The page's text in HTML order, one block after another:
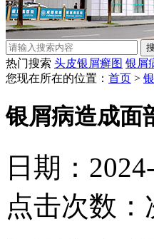
热门搜索 头皮银屑癣图 银屑
您现在所在的位置： 首页 >
银屑病造成面
日期：
点击次数：